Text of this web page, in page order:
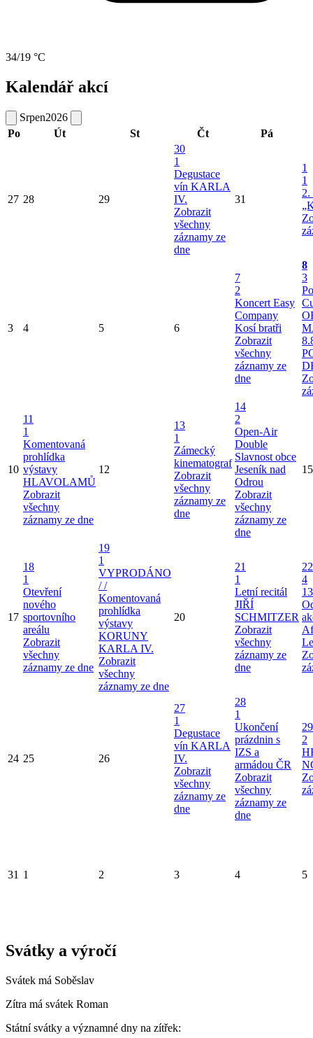
34/19 °C
Kalendář akcí
Srpen2026
Po
Út St Čt Pá
27 28 29
30
1
Degustace
vín KARLA
IV.
Zobrazit
všechny
záznamy ze
dne
31
1
1
2.
3 4 5 6
7
2
Koncert Easy
Company
Kosí bratři
Zobrazit
všechny
záznamy ze
dne
8
3
10
11
1
Komentovaná
prohlídka
výstavy
HLAVOLAMŮ
Zobrazit
všechny
záznamy ze dne
12
13
1
Zámecký
kinematograf
Zobrazit
všechny
záznamy ze
dne
14
2
Open-Air
Double
Slavnost obce
Jeseník nad
Odrou
Zobrazit
všechny
záznamy ze
dne
15
17
18
1
Otevření
nového
sportovního
areálu
Zobrazit
všechny
záznamy ze dne
19
1
VYPRODÁNO
/ /
Komentovaná
prohlídka
výstavy
KORUNY
KARLA IV.
Zobrazit
všechny
záznamy ze dne
20
21
1
Letní recitál
JIŘÍ
SCHMITZER
Zobrazit
všechny
záznamy ze
dne
22
4
24 25 26
27
1
Degustace
vín KARLA
IV.
Zobrazit
všechny
záznamy ze
dne
28
1
Ukončení
prázdnin s
IZS a
armádou ČR
Zobrazit
všechny
záznamy ze
dne
29
2
31 1 2 3 4 5
Svátky a výročí
Svátek má Soběslav
Zítra má svátek Roman
Státní svátky a významné dny na zítřek: